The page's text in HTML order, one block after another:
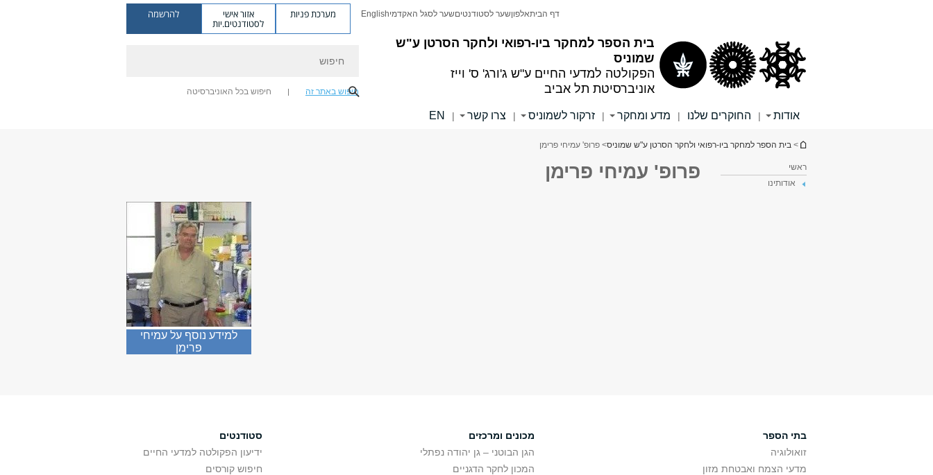
בית הספר למחקר ביו-רפואי ולחקר הסרטן ע"ש
שמוניס
הפקולטה למדעי החיים ע"ש ג'ורג' ס' וייז
אוניברסיטת תל אביב
דף הביתאלפוןשער לסטודנטיםשער לסגל האקדמיEnglish מערכת פניות אזור אישי
לסטודנטים.יות
להרשמה
חיפוש באתר זה חיפוש בכל האוניברסיטה
אודות | החוקרים שלנו | מדע ומחקר | זרקור לשמוניס | צרו קשר |
EN
הינך נמצא כאן
> בית הספר למחקר ביו-רפואי ולחקר הסרטן ע"ש שמוניס> פרופ' עמיחי פרימן
ראשי
אודותינו
פרופ' עמיחי פרימן
למידע נוסף על עמיחי
פרימן
בתי הספר
זואולוגיה
מדעי הצמח ואבטחת מזון
מכונים ומרכזים
הגן הבוטני – גן יהודה נפתלי
המכון לחקר הדגניים
סטודנטים
ידיעון הפקולטה למדעי החיים
חיפוש קורסים